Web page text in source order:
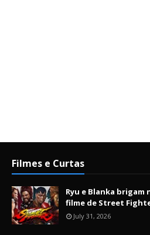
Filmes e Curtas
Ryu e Blanka brigam
filme de Street
July 31, 2026